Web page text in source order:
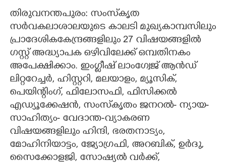
CARTOONS
LITERATURE
ZOOM
CONTACT US
തിരുവനന്തപുരം: സംസ്‌കൃത
സർവകലാശാലയുടെ കാലടി മുഖ്യകാമ്പസിലും
പ്രാദേശികകേന്ദ്രങ്ങളിലും 27 വിഷയങ്ങളിൽ
ഗസ്റ്റ് അദ്ധ്യാപക ഒഴിവിലേക്ക് ഒമ്പതിനകം
അപേക്ഷിക്കാം. ഇംഗ്ലീഷ് ലാംഗ്വേജ് ആൻഡ്
ലിറ്ററേച്ചർ, ഹിസ്റ്ററി, മലയാളം, മ്യൂസിക്,
പെയിന്റിംഗ്, ഫിലോസഫി, ഫിസിക്കൽ
എഡ്യൂക്കേഷൻ, സംസ്‌കൃതം ജനറൽ- ന്യായ-
സാഹിത്യം- വേദാന്ത-വ്യാകരണ
വിഷയങ്ങളിലും ഹിന്ദി, ഭരതനാട്യം,
മോഹിനിയാട്ടം, ജ്യോഗ്രഫി, അറബിക്, ഉർദു,
സൈക്കോളജി, സോഷ്യൽ വർക്ക്,